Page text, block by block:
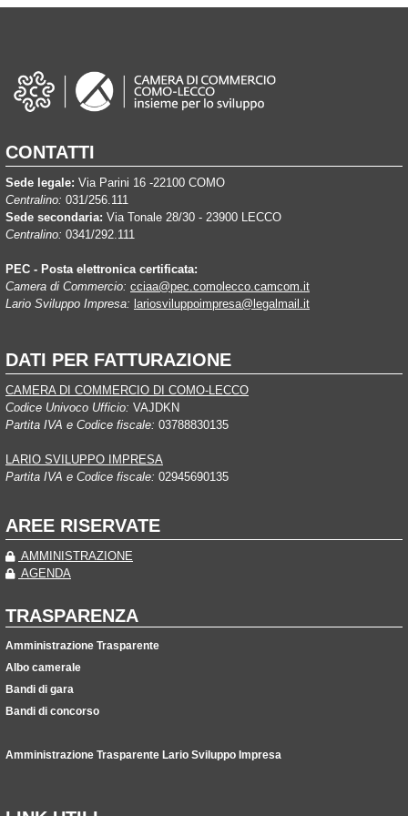
CONTATTI
Sede legale: Via Parini 16 -22100 COMO
Centralino: 031/256.111
Sede secondaria: Via Tonale 28/30 - 23900 LECCO
Centralino: 0341/292.111
PEC - Posta elettronica certificata:
Camera di Commercio: cciaa@pec.comolecco.camcom.it
Lario Sviluppo Impresa: lariosviluppoimpresa@legalmail.it
DATI PER FATTURAZIONE
CAMERA DI COMMERCIO DI COMO-LECCO
Codice Univoco Ufficio: VAJDKN
Partita IVA e Codice fiscale: 03788830135
LARIO SVILUPPO IMPRESA
Partita IVA e Codice fiscale: 02945690135
AREE RISERVATE
AMMINISTRAZIONE
AGENDA
TRASPARENZA
Amministrazione Trasparente
Albo camerale
Bandi di gara
Bandi di concorso
Amministrazione Trasparente Lario Sviluppo Impresa